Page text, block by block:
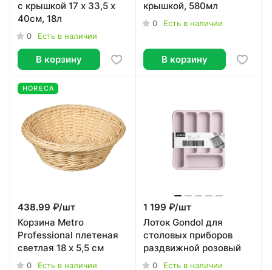
с крышкой 17 x 33,5 x
40см, 18л
0 Есть в наличии
В корзину
крышкой, 580мл
0 Есть в наличии
В корзину
HORECA
438.99 ₽/шт
Корзина Metro
Professional плетеная
светлая 18 x 5,5 см
0 Есть в наличии
1 199 ₽/шт
Лоток Gondol для
столовых приборов
раздвижной розовый
0 Есть в наличии